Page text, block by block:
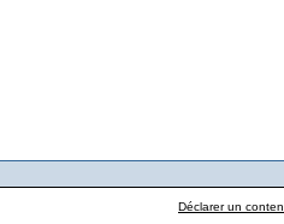
Déclarer un